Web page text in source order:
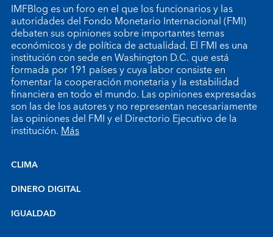
IMFBlog es un foro en el que los funcionarios y las
autoridades del Fondo Monetario Internacional (FMI)
debaten sus opiniones sobre importantes temas
económicos y de política de actualidad. El FMI es una
institución con sede en Washington D.C. que está
formada por 191 países y cuya labor consiste en
fomentar la cooperación monetaria y la estabilidad
financiera en todo el mundo. Las opiniones expresadas
son las de los autores y no representan necesariamente
las opiniones del FMI y el Directorio Ejecutivo de la
institución.Más
CLIMA
DINERO DIGITAL
IGUALDAD